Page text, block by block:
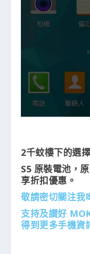
2千蚊樓下的選
S5 原裝電池，
享折扣優惠。
敬請密切關注我
支持及讃好
得到更多手機